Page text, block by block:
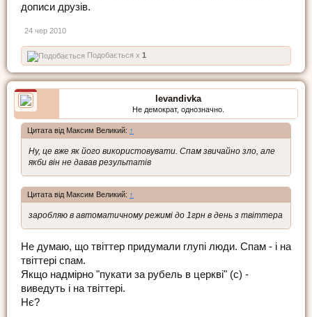
дописи друзів.
24 чер 2010
Подобається x 1
levandivka
Не демократ, однозначно.
Цитата від Максим Великий: ↑
Ну, це вже як його використовувати. Спам звичайно зло, але
якби він не давав результатів
Цитата від Максим Великий: ↑
заробляю в автоматичному режимі до 1грн в день з твіттера
Не думаю, що твіттер придумали глупі люди. Спам - і на
твіттері спам.
Якщо надмірно "пукати за рубель в церкві" (с) -
виведуть і на твіттері.
Нє?